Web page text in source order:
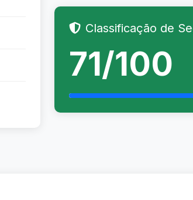
Classificação de
71/100